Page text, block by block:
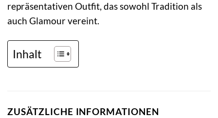
repräsentativen Outfit, das sowohl Tradition als
auch Glamour vereint.
Inhalt
ZUSÄTZLICHE INFORMATIONEN